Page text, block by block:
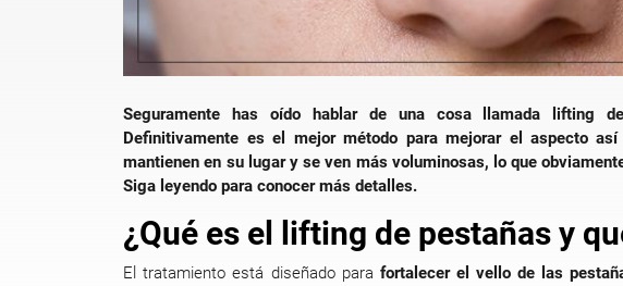
Seguramente has oído hablar de una cosa llamada lifting
Definitivamente es el mejor método para mejorar el aspecto
mantienen en su lugar y se ven más voluminosas, lo que
Siga leyendo para conocer más detalles.
¿Qué es el lifting de pestañas y
El tratamiento está diseñado para fortalecer el vello de las